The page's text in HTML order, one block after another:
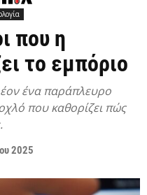
που η
το εμπόριο
ένα παράπλευρο
που καθορίζει πώς
2025